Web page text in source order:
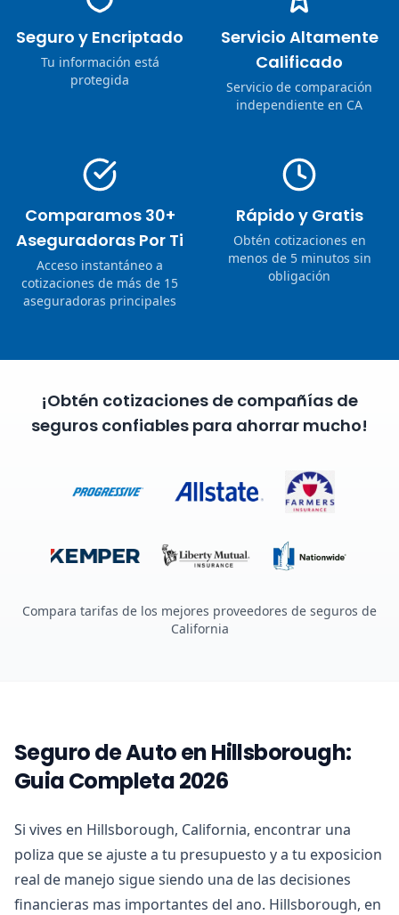
Seguro y Encriptado
Tu información está
protegida
Servicio Altamente
Calificado
Servicio de comparación
independiente en CA
Comparamos 30+
Aseguradoras Por Ti
Acceso instantáneo a
cotizaciones de más de 15
aseguradoras principales
Rápido y Gratis
Obtén cotizaciones en
menos de 5 minutos sin
obligación
¡Obtén cotizaciones de compañías de
seguros confiables para ahorrar mucho!
Compara tarifas de los mejores proveedores de seguros de
California
Seguro de Auto en Hillsborough:
Guia Completa 2026
Si vives en Hillsborough, California, encontrar una
poliza que se ajuste a tu presupuesto y a tu exposicion
real de manejo sigue siendo una de las decisiones
financieras mas importantes del ano. Hillsborough, en